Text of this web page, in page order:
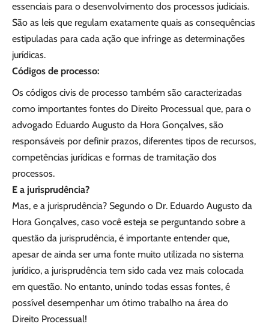
essenciais para o desenvolvimento dos processos judiciais.
São as leis que regulam exatamente quais as consequências
estipuladas para cada ação que infringe as determinações
jurídicas.
Códigos de processo:
Os códigos civis de processo também são caracterizadas
como importantes fontes do Direito Processual que, para o
advogado Eduardo Augusto da Hora Gonçalves, são
responsáveis por definir prazos, diferentes tipos de recursos,
competências jurídicas e formas de tramitação dos
processos.
E a jurisprudência?
Mas, e a jurisprudência? Segundo o Dr. Eduardo Augusto da
Hora Gonçalves, caso você esteja se perguntando sobre a
questão da jurisprudência, é importante entender que,
apesar de ainda ser uma fonte muito utilizada no sistema
jurídico, a jurisprudência tem sido cada vez mais colocada
em questão. No entanto, unindo todas essas fontes, é
possível desempenhar um ótimo trabalho na área do
Direito Processual!